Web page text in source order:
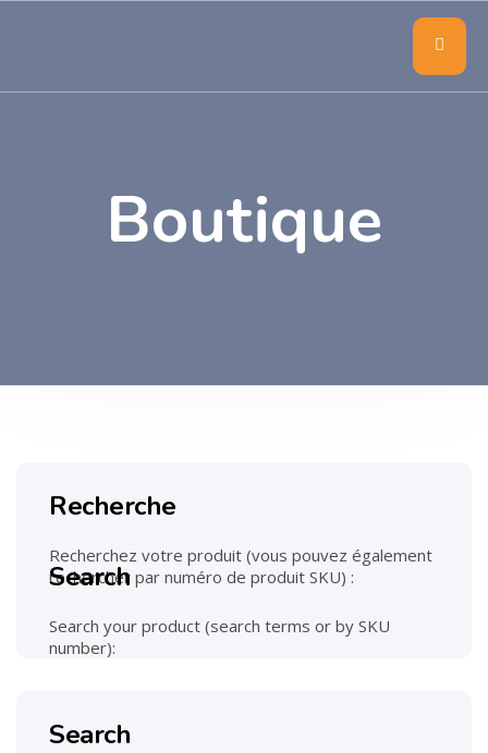
Boutique
Recherche
Recherchez votre produit (vous pouvez également
rechercher par numéro de produit SKU) :
Search
Search your product (search terms or by SKU
number):
Search